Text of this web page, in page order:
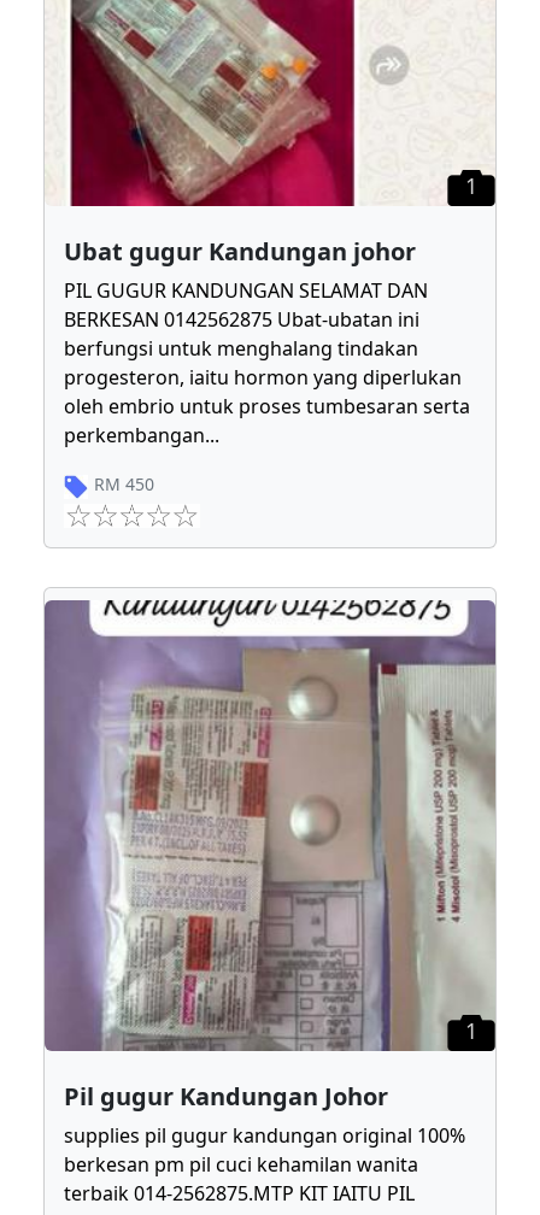
1
Ubat gugur Kandungan johor
PIL GUGUR KANDUNGAN SELAMAT DAN
BERKESAN 0142562875 Ubat-ubatan ini
berfungsi untuk menghalang tindakan
progesteron, iaitu hormon yang diperlukan
oleh embrio untuk proses tumbesaran serta
perkembangan...
RM 450
1
Pil gugur Kandungan Johor
supplies pil gugur kandungan original 100%
berkesan pm pil cuci kehamilan wanita
terbaik 014-2562875.MTP KIT IAITU PIL